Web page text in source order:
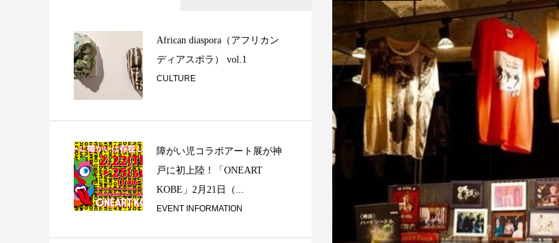
コロナ規制緩和へ 〜 アラブヴ
ァイオリン / Fro...
不登校と あの夏のRCサクセシ
ョン ②
「音談るつぼ」＃12 廣明輝一
さんと。
Studio KZ / 紡ぐ旅 vol.4
African diaspora（アフリカン
ディアスポラ） vol.1
CULTURE
障がい児コラボアート展が神
戸に初上陸！「ONEART
KOBE」2月21日（...
EVENT INFORMATION